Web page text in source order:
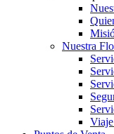
Nuestra